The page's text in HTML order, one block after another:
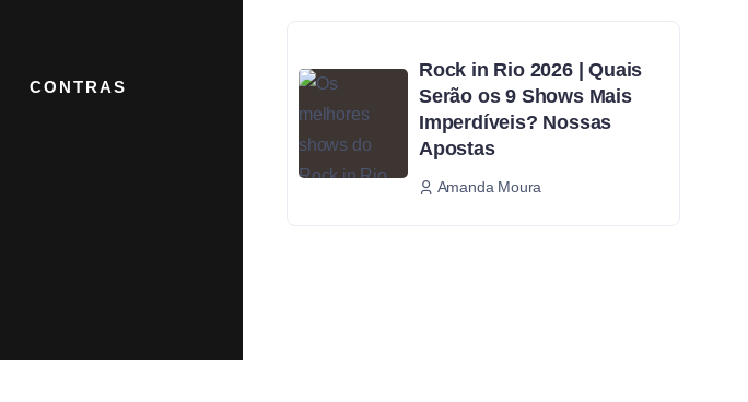
CONTRAS
Rock in Rio 2026 | Quais
Serão os 9 Shows Mais
Imperdíveis? Nossas
Apostas
Amanda Moura